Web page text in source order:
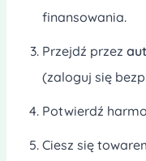
finansowania.
Przejdź przez
(zaloguj się
Potwierdź
Ciesz się